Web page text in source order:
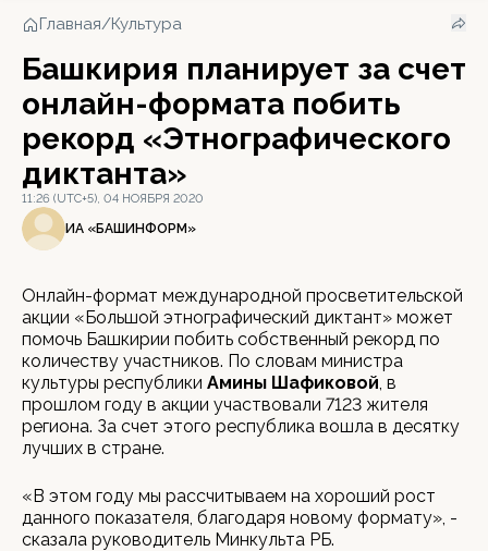
Главная/Культура
Башкирия планирует за счет
онлайн-формата побить
рекорд «Этнографического
диктанта»
11:26 (UTC+5), 04 НОЯБРЯ 2020
ИА «БАШИНФОРМ»
Онлайн-формат международной просветительской
акции «Большой этнографический диктант» может
помочь Башкирии побить собственный рекорд по
количеству участников. По словам министра
культуры республики Амины Шафиковой, в
прошлом году в акции участвовали 7123 жителя
региона. За счет этого республика вошла в десятку
лучших в стране.
«В этом году мы рассчитываем на хороший рост
данного показателя, благодаря новому формату», -
сказала руководитель Минкульта РБ.